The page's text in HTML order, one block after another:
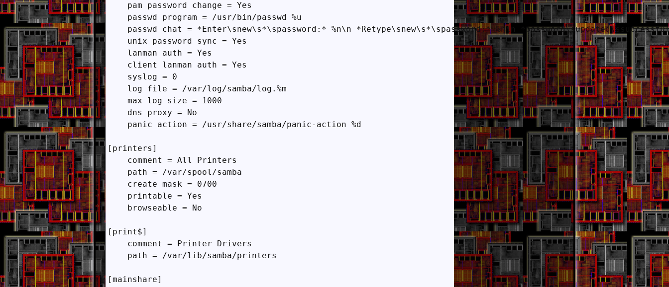
    pam password change = Yes
    passwd program = /usr/bin/passwd %u
passwd chat = *Enter\snew\s*\spassword:* %n\n *Retype\snew\s*\spassword:* %n\n
    unix password sync = Yes
    lanman auth = Yes
    client lanman auth = Yes
    syslog = 0
    log file = /var/log/samba/log.%m
    max log size = 1000
    dns proxy = No
    panic action = /usr/share/samba/panic-action %d
[printers]
    comment = All Printers
    path = /var/spool/samba
    create mask = 0700
    printable = Yes
    browseable = No
[print$]
    comment = Printer Drivers
    path = /var/lib/samba/printers
[mainshare]